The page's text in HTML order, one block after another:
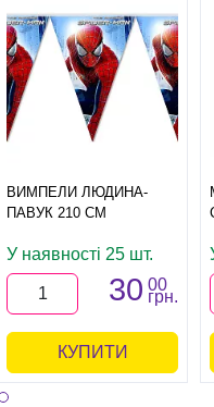
ВИМПЕЛИ ЛЮДИНА-
ПАВУК 210 СМ
У наявності 25 шт.
30 00
грн.
КУПИТИ